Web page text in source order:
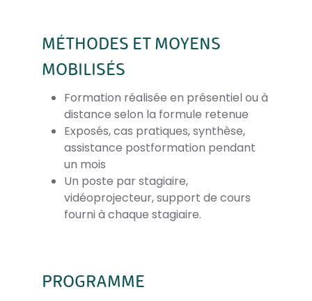
MÉTHODES ET MOYENS
MOBILISÉS
Formation réalisée en présentiel ou à
distance selon la formule retenue
Exposés, cas pratiques, synthèse,
assistance postformation pendant
un mois
Un poste par stagiaire,
vidéoprojecteur, support de cours
fourni à chaque stagiaire.
PROGRAMME